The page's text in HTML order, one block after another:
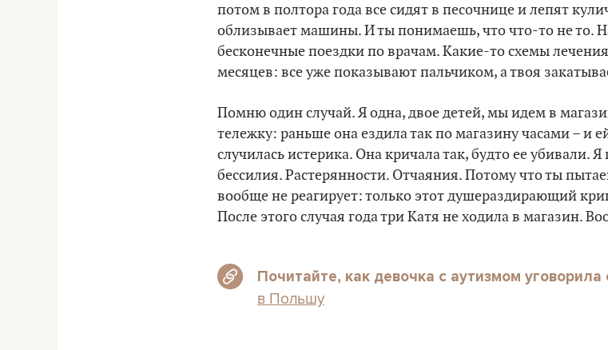
потом в полтора года все сидят в песочнице и лепят
облизывает машины. И ты понимаешь, что что-то не то.
бесконечные поездки по врачам. Какие-то схемы
месяцев: все уже показывают пальчиком, а твоя
Помню один случай. Я одна, двое детей, мы идем в
тележку: раньше она ездила так по магазину часами – и
случилась истерика. Она кричала так, будто ее
бессилия. Растерянности. Отчаяния. Потому что ты
вообще не реагирует: только этот душераздирающий
После этого случая года три Катя не ходила в магазин.
Почитайте, как девочка с аутизмом уговорила
в Польшу